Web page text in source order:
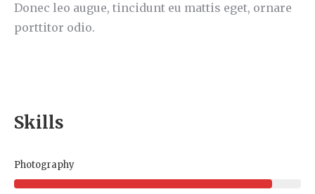
Donec leo augue, tincidunt eu mattis eget, ornare
porttitor odio.
Skills
Photography